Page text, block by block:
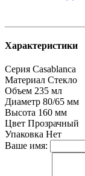
Характеристики
Серия Casablanca
Материал Стекло
Объем 235 мл
Диаметр 80/65 мм
Высота 160 мм
Цвет Прозрачный
Упаковка Нет
Ваше имя: